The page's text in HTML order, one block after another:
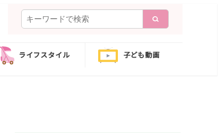
索
ライフスタイル 子ども動画